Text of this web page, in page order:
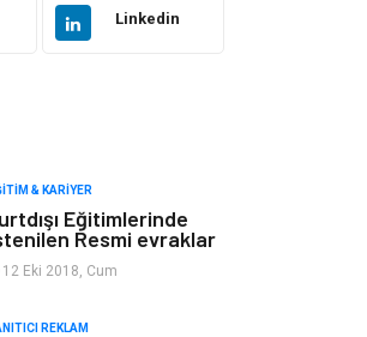
Keyif & Hobi
Organizasyon
Tatil
Linkedin
& KARIYER
Eğitimlerinde
Resmi evraklar
12 Eki 2018, Cum
REKLAM